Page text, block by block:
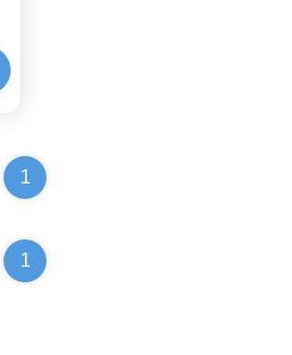
1
1